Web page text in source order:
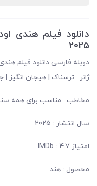
2025
دوبله فارسی دانلود فیلم هندی اودلا 2 2025 با
ژانر : ترسناک | هیجان انگیز |
مخاطب : مناسب برای همه
سال انتشار : 2025
امتیاز IMDb : 4.7
محصول : هند